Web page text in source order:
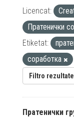
Licencat:
Пратенички
Etiketat:
соработка
Filtro
Пратенички